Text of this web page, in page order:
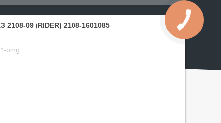
09 (RIDER) 2108-1601085
omg